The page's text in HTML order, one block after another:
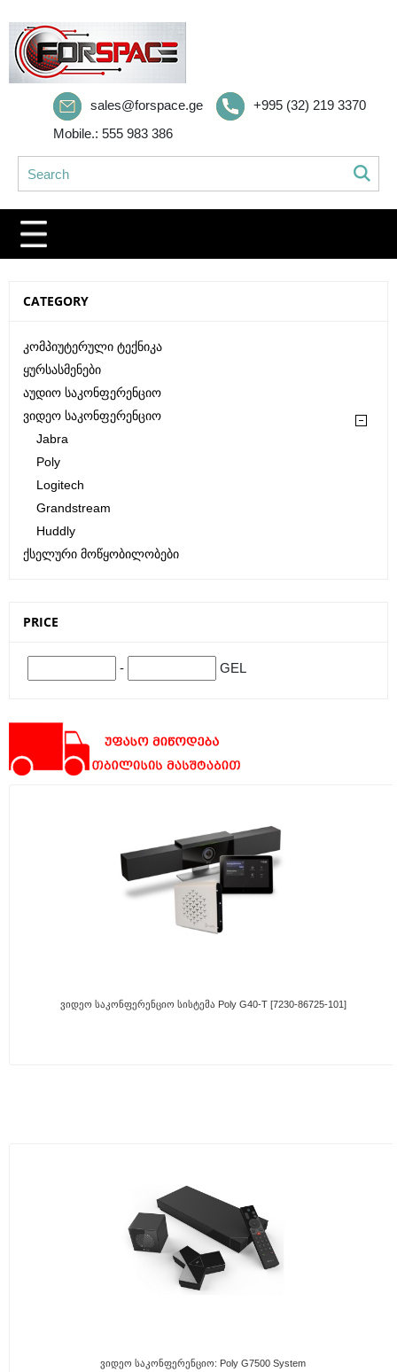
sales@forspace.ge
+995 (32) 219 3370
Mobile.: 555 983 386
CATEGORY
Კომპიუტერული Ტექნიკა
Ყურსასმენები
Აუდიო Საკონფერენციო
Ვიდეო Საკონფერენციო
Jabra
Poly
Logitech
Grandstream
Huddly
Ქსელური Მოწყობილობები
PRICE
- GEL
Ვიდეო Საკონფერენციო Სისტემა Poly G40-T [7230-86725-101]
Ვიდეო Საკონფერენციო: Poly G7500 System